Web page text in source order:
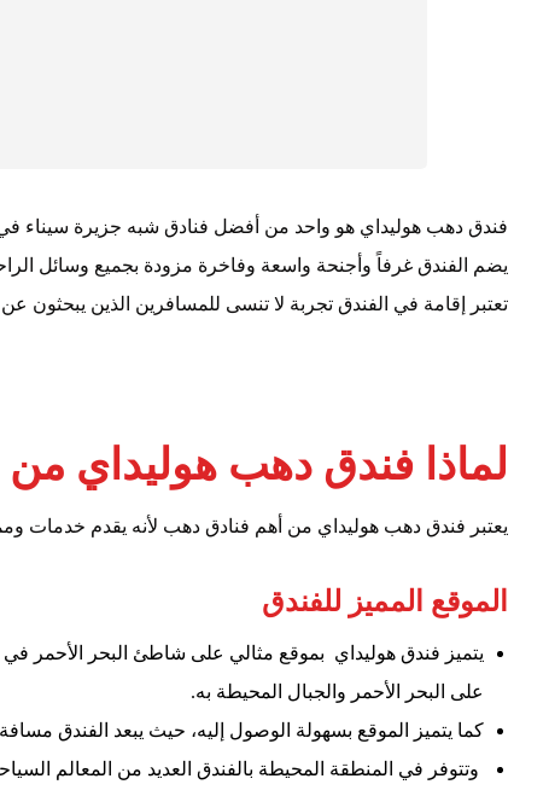
فندق دهب هوليداي هو واحد من أفضل فنادق شبه جزيرة سيناء
يضم الفندق غرفاً وأجنحة واسعة وفاخرة مزودة بجميع وسائل
تعتبر إقامة في الفندق تجربة لا تنسى للمسافرين الذين يبحثون عن
لماذا فندق دهب هوليداي
يعتبر فندق دهب هوليداي من أهم فنادق دهب لأنه يقدم خدمات
الموقع المميز للفندق
يتميز فندق هوليداي بموقع مثالي على شاطئ البحر الأحمر
على البحر الأحمر والجبال المحيطة به.
كما يتميز الموقع بسهولة الوصول إليه، حيث يبعد الفندق
وتتوفر في المنطقة المحيطة بالفندق العديد من المعالم